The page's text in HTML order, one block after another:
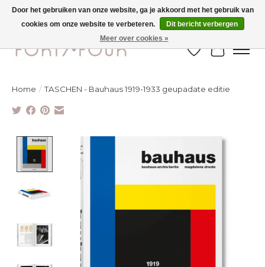
Ontdek de nieuwe najaarscollectie nu in de winkel - selectie online
Verlanglijst
Home / TASCHEN - Bauhaus 1919-1933 geupadate editie
Door het gebruiken van onze website, ga je akkoord met het gebruik van
cookies om onze website te verbeteren.
Dit bericht verbergen
Meer over cookies »